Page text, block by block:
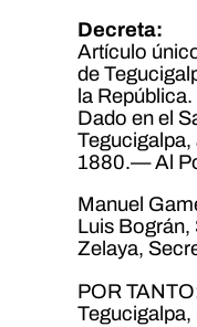
Decreta:
Artículo
de
la República.
Dado en el
Tegucigalpa,
1880.— Al
Manuel
Luis
Zelaya,
POR